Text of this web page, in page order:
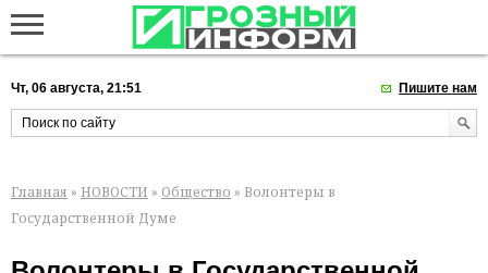
Чт, 06 августа, 21:51 Пишите нам
Главная » НОВОСТИ » Общество » Волонтеры в
Государственной Думе